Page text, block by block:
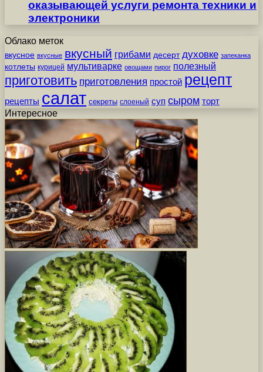
оказывающей услуги ремонта техники и
электроники
Облако меток
вкусное вкусные вкусный грибами десерт духовке запеканка
котлеты курицей мультиварке овощами пирог полезный
приготовить приготовления простой рецепт
рецепты салат секреты слоеный суп сыром торт
Интересное